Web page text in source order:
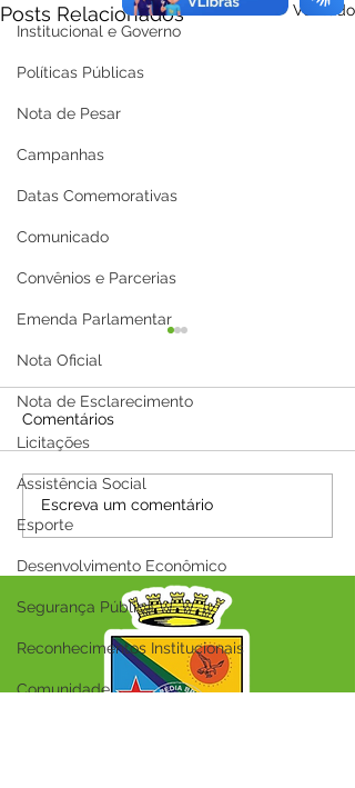
Institucional e Governo
Políticas Públicas
Nota de Pesar
Campanhas
Datas Comemorativas
Comunicado
Convênios e Parcerias
Emenda Parlamentar
Nota Oficial
Nota de Esclarecimento
Licitações
Assistência Social
Esporte
Desenvolvimento Econômico
Segurança Pública
Reconhecimentos Institucionais
Comunidade
Posts Relacionados Ver tudo
A Prefeitura Municipal
de Capixaba informa que
será ponto facultativo no
dia 29/06/2026
Comentários
Escreva um comentário